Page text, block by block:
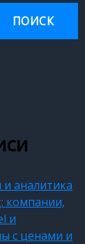
ПОИСК
аналитика
компании,
и
с ценами и